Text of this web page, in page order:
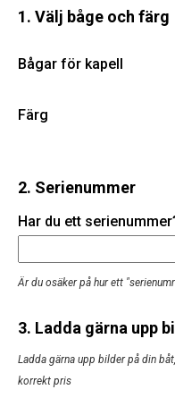
1. Välj båge och färg
Bågar för kapell
Färg
2. Serienummer
Har du ett
Är du osäker på hur ett
3. Ladda gärna upp
Ladda gärna upp bilder på din
korrekt pris